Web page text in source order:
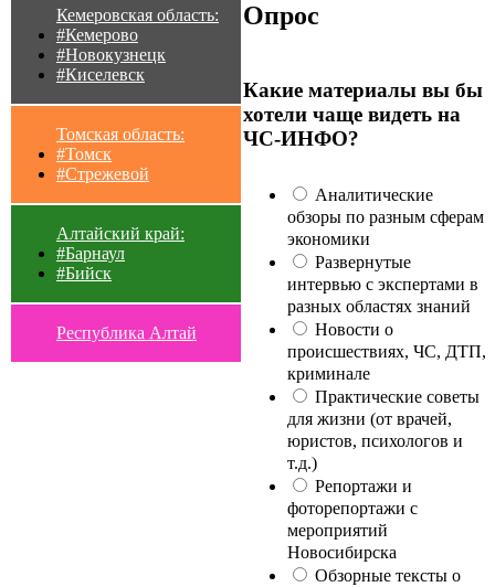
Кемеровская область:
#Кемерово
#Новокузнецк
#Киселевск
Томская область:
#Томск
#Стрежевой
Алтайский край:
#Барнаул
#Бийск
Республика Алтай
Опрос
Какие материалы вы бы
хотели чаще видеть на
ЧС-ИНФО?
Аналитические
обзоры по разным сферам
экономики
Развернутые
интервью с экспертами в
разных областях знаний
Новости о
происшествиях, ЧС, ДТП,
криминале
Практические советы
для жизни (от врачей,
юристов, психологов и
т.д.)
Репортажи и
фоторепортажи с
мероприятий
Новосибирска
Обзорные тексты о